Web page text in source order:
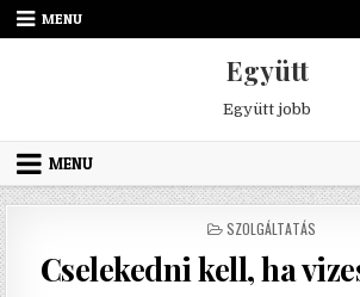
Skip to content
MENU
Együtt
Együtt jobb
MENU
POSTED IN
SZOLGÁLTATÁS
Cselekedni kell, ha